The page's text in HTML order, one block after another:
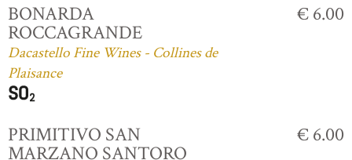
BONARDA
ROCCAGRANDE
Dacastello Fine Wines - Collines de
Plaisance
€ 6.00
PRIMITIVO SAN
MARZANO SANTORO
€ 6.00